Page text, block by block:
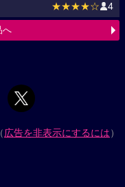
★★★★☆ 4
へ
（広告を非表示にするには）